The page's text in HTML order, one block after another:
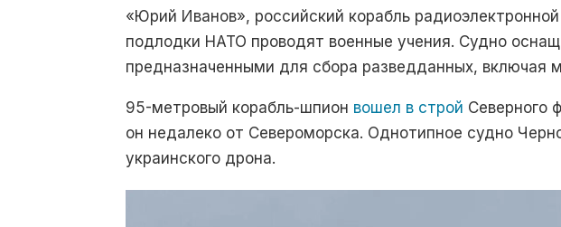
«Юрий Иванов», российский корабль
подлодки НАТО проводят военные учения. Судно
предназначенными для сбора разведданных,
95-метровый корабль-шпион вошел в строй Северного
он недалеко от Североморска. Однотипное судно
украинского дрона.